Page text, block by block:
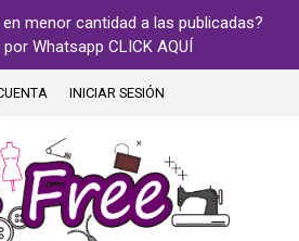
menor cantidad a las publicadas?
Whatsapp CLICK AQUÍ
INICIAR SESIÓN